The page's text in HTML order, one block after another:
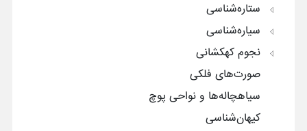
ستاره‌شناسی
سیاره‌شناسی
نجوم کهکشانی
صورت‌های فلکی
سیاهچاله‌ها و نواحی پوچ
کیهان‌شناسی